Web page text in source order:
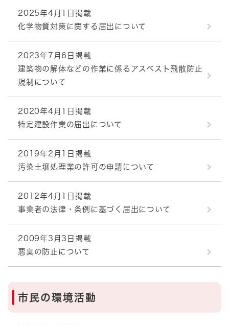
2025年4月1日掲載
化学物質対策に関する届出について
2023年7月6日掲載
建築物の解体などの作業に係るアスベスト飛散防止
規制について
2020年4月1日掲載
特定建設作業の届出について
2019年2月1日掲載
汚染土壌処理業の許可の申請について
2012年4月1日掲載
事業者の法律・条例に基づく届出について
2009年3月3日掲載
悪臭の防止について
市民の環境活動